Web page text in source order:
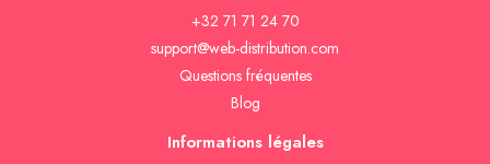
+32 71 71 24 70
support@web-distribution.com
Questions fréquentes
Blog
Informations légales